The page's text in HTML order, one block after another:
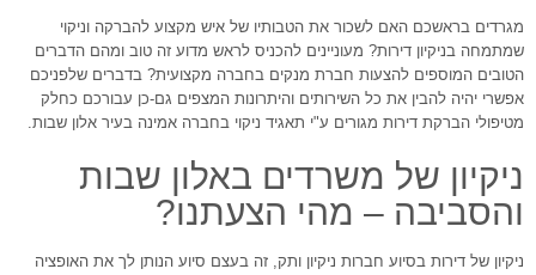
מגרדים בראשכם האם לשכור את הטבותיו של איש מקצוע להברקה וניקוי
שמתמחה בניקיון דירות? מעוניינים להכניס לראש מדוע זה טוב ומהם הדברים
הטובים המוספים להצעות חברת מנקים בחברה מקצועית? בדברים שלפניכם
אפשרי יהיה להבין את כל השירותים והיתרונות המצפים גם-כן עבורכם כחלק
מטיפולי הברקת דירות מגורים ע"י תאגיד ניקוי בחברה אמינה בעיר אלון שבות.
ניקיון של משרדים באלון שבות
והסביבה – מהי הצעתנו?
ניקיון של דירות בסיוע חברות ניקיון ותק, זה בעצם סיוע הנותן לך את האופציה